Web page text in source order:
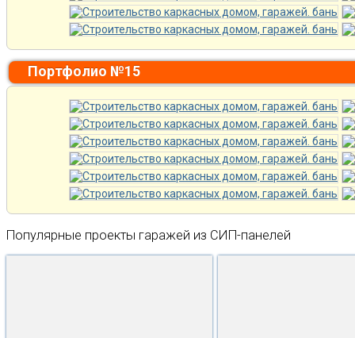
Портфолио №15
Популярные проекты гаражей из СИП-панелей